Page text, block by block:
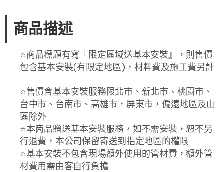
商品描述
⭐️商品標題有寫『限定區域送基本安裝』，則售價
包含基本安裝(有限定地區)，材料費及施工費另計
⭐️售價含基本安裝服務限北市、新北市、桃園市、
台中市、台南市、高雄市，屏東市，偏遠地區及山
區除外
⭐️本商品贈送基本安裝服務，如不需安裝，恕不另
行退費，本公司保留寄送到指定地區的權限
⭐️基本安裝不包含現場額外使用的管材費，額外管
材費用需由客自行負擔